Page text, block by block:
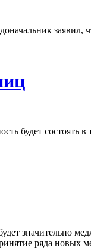
заявил,
будет состоять в
значительно
ряда новых